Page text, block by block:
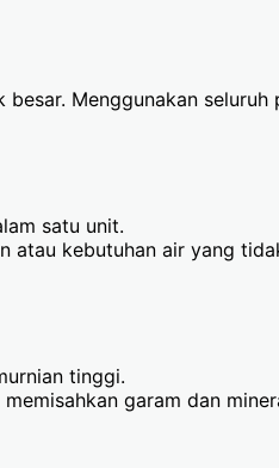
Menggunakan
satu unit.
atau kebutuhan air yang
tinggi.
garam dan